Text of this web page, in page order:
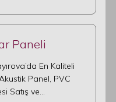
Paneli
En Kaliteli
Panel, PVC
Satış ve…